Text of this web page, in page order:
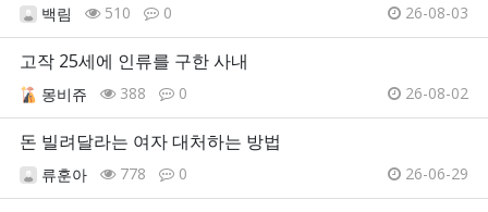
백림 510 0 26-08-03
고작 25세에 인류를 구한 사내
몽비쥬 388 0 26-08-02
돈 빌려달라는 여자 대처하는 방법
류훈아 778 0 26-06-29